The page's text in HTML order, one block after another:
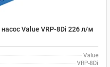
Value VRP-8Di 226 л/м
Value
VRP-8Di